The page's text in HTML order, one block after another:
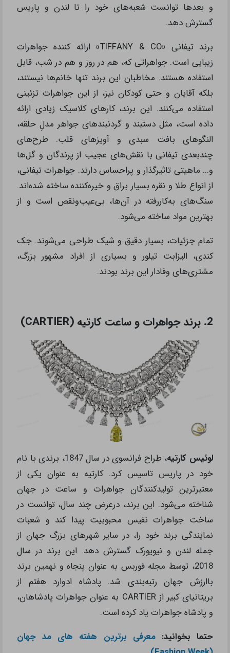
و بعدها توانست شعبه‌های خود را تا لندن و پاریس
گسترش دهد.
برند تیفانی «
TIFFANY & CO
» ارائه کننده جواهرات
زیبایی است. جواهراتی که، هم در روز و هم در شب، قابل
استفاده هستند. مخاطبان این برند تنها خانم‌ها نیستند،
بلکه آقایان و حتی کودکان نیز، از این جواهرات تزئینی
استفاده می‌کنند. این برند، کارهای کلاسیک زیادی ارائه
داده است، مثل دستبند و گردنبندهای جواهر مدلِ حلقه،
النگوهای بافت سبدی و آویزهای قلب. طرح‌های
چند‌بعدی تیفانی با نقش‌های عجیب از پرندگان و گل‌ها
و... ماهیتی تاثیرگذار و پراحساس دارند. جواهرات تیفانی،
از انواع طلا و نقره بسیار براق و خیره‌کننده ساخته شده‌اند.
سنگ‌های به‌کاررفته در آن‌ها، بی‌عیب‌و‌نقص است و از
بهترین مواد ساخته می‌شود.
تمام جزئیات، بسیار دقیق و شیک طراحی می‌شوند. جک
کندی، الیزابت تیلور و بسیاری از افراد مشهور بزرگ،
مشتری‌های وفادار این برند بودند.
2. برند جواهرات و ساعت کارتیه (CARTIER)
لوئیس کارتیه
، طراح فرانسوی در سال 1847، برندی با نام
خود در پاریس تاسیس کرد. کارتیه به عنوان یکی از
معتبرترین تولیدکنندگان جواهرات و ساعت در جهان
شناخته می‌شود. این برند، درعرض چند سال، توانست در
ساخت جواهرات نفیس محبوبیت پیدا کند و شعبات
نمایندگی برند خود را، در سایر شهرهای بزرگ جهان از
جمله لندن و نیویورک گسترش دهد. این برند در سال
2018، توسط مجله فوربس به عنوان پنجاه و نهمین برند
باارزش جهان رتبه‌بندی شد. پادشاه ادوارد هفتم از
بریتانیای کبیر از CARTIER به عنوان جواهرات پادشاهان،
و پادشاه جواهرات یاد کرده است.
حتما بخوانید:معرفی برترین هفته های مد جهان